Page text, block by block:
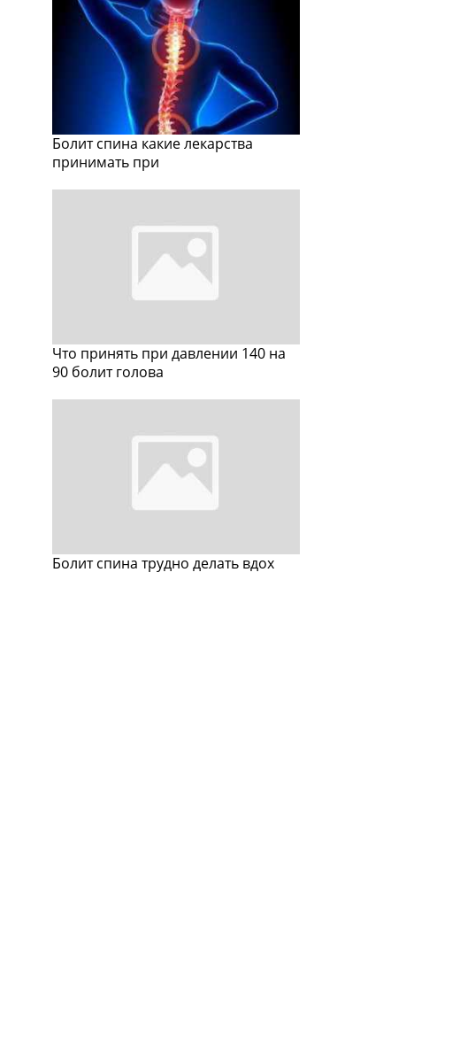
Болит спина какие лекарства
принимать при
Что принять при давлении 140 на
90 болит голова
Болит спина трудно делать вдох